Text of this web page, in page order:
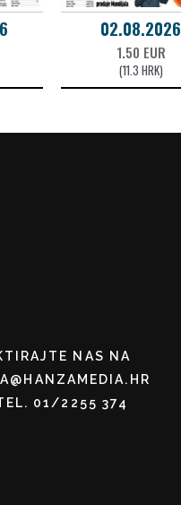
02.08.2026
1.50 EUR
(11.3 HRK)
NAS NA
01/2255 374